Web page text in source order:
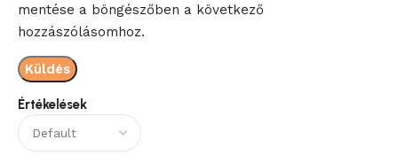
Értékelések
mentése a böngészőben a következő
hozzászólásomhoz.